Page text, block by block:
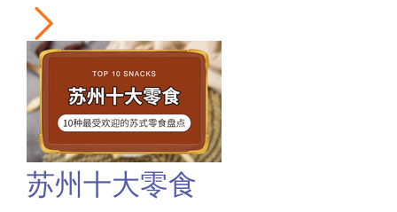
苏州十大零食